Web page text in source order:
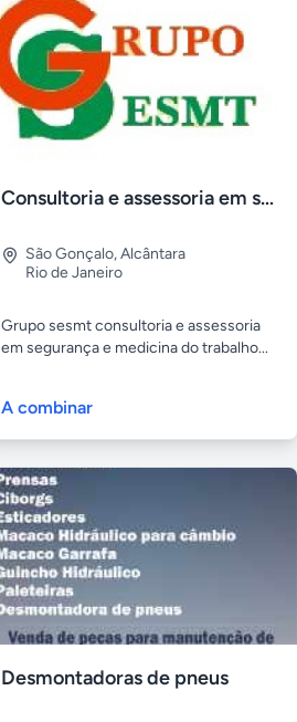
Consultoria e assessoria em segurança e medicina do trabalho
São Gonçalo,Alcântara
Rio de Janeiro
Grupo sesmt consultoria e assessoria
em segurança e medicina do trabalho...
A combinar
Desmontadoras de pneus